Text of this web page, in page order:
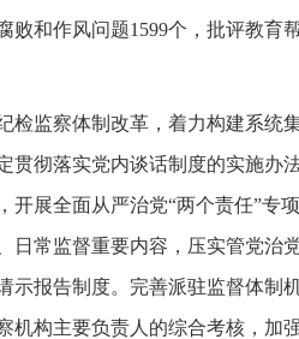
败和作风问题1599个，批评教育
检监察体制改革，着力构建系
贯彻落实党内谈话制度的实施办
开展全面从严治党“两个责任”专
日常监督重要内容，压实管党治
示报告制度。完善派驻监督体制
机构主要负责人的综合考核，加